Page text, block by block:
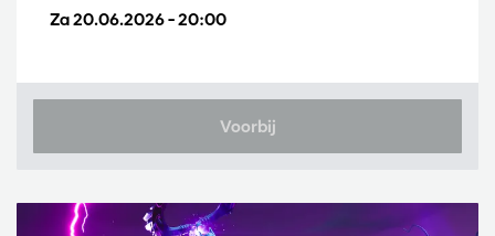
Za 20.06.2026– 20:00
Voorbij